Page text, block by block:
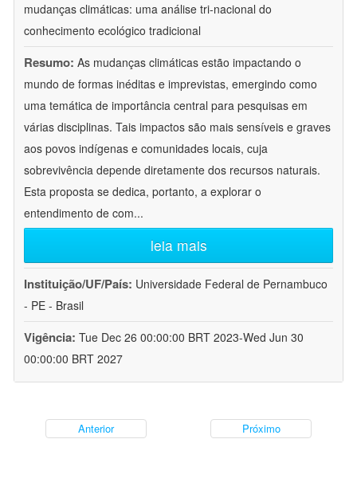
mudanças climáticas: uma análise tri-nacional do
conhecimento ecológico tradicional
Resumo: As mudanças climáticas estão impactando o
mundo de formas inéditas e imprevistas, emergindo como
uma temática de importância central para pesquisas em
várias disciplinas. Tais impactos são mais sensíveis e graves
aos povos indígenas e comunidades locais, cuja
sobrevivência depende diretamente dos recursos naturais.
Esta proposta se dedica, portanto, a explorar o
entendimento de com...
leia mais
Instituição/UF/País: Universidade Federal de Pernambuco
- PE - Brasil
Vigência: Tue Dec 26 00:00:00 BRT 2023-Wed Jun 30
00:00:00 BRT 2027
Anterior Próximo